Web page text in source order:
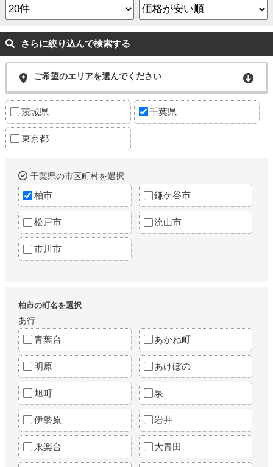
さらに絞り込んで検索する
ご希望のエリアを選んでください
茨城県 千葉県
東京都
千葉県の市区町村を選択
柏市 鎌ケ谷市
松戸市 流山市
市川市
柏市の町名を選択
あ行
青葉台 あかね町
明原 あけぼの
旭町 泉
伊勢原 岩井
永楽台 大青田